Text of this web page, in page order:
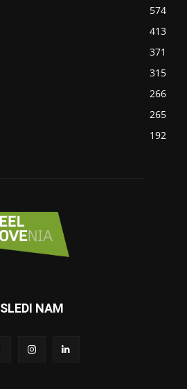
574
413
371
315
266
265
192
SLEDI NAM